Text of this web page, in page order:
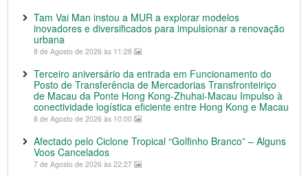
Tam Vai Man instou a MUR a explorar modelos
inovadores e diversificados para impulsionar a renovação
urbana
8 de Agosto de 2026 às 11:28
Terceiro aniversário da entrada em Funcionamento do
Posto de Transferência de Mercadorias Transfronteiriço
de Macau da Ponte Hong Kong-Zhuhai-Macau Impulso à
conectividade logística eficiente entre Hong Kong e Macau
8 de Agosto de 2026 às 10:00
Afectado pelo Ciclone Tropical “Golfinho Branco” – Alguns
Voos Cancelados
7 de Agosto de 2026 às 22:27